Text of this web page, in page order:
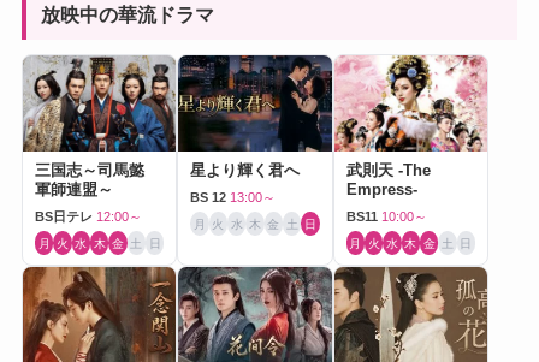
放映中の華流ドラマ
三国志～司馬懿
軍師連盟～
BS日テレ 12:00～
月 火 水 木 金 土 日
星より輝く君へ
BS 12 13:00～
月 火 水 木 金 土 日
武則天 -The
Empress-
BS11 10:00～
月 火 水 木 金 土 日